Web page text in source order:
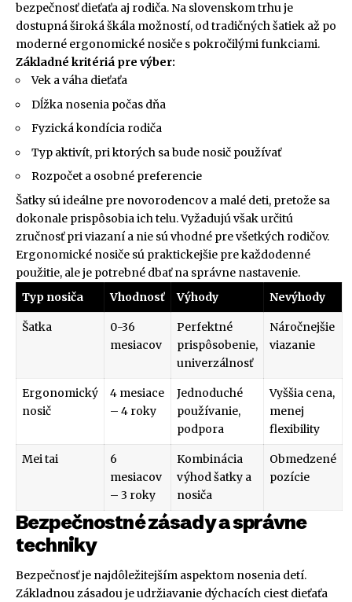
bezpečnosť dieťaťa aj rodiča. Na slovenskom trhu je
dostupná široká škála možností, od tradičných šatiek až po
moderné ergonomické nosiče s pokročilými funkciami.
Základné kritériá pre výber:
Vek a váha dieťaťa
Dĺžka nosenia počas dňa
Fyzická kondícia rodiča
Typ aktivít, pri ktorých sa bude nosič používať
Rozpočet a osobné preferencie
Šatky sú ideálne pre novorodencov a malé deti, pretože sa
dokonale prispôsobia ich telu. Vyžadujú však určitú
zručnosť pri viazaní a nie sú vhodné pre všetkých rodičov.
Ergonomické nosiče sú praktickejšie pre každodenné
použitie, ale je potrebné dbať na správne nastavenie.
Typ nosiča
Vhodnosť Výhody Nevýhody
Šatka
0-36
mesiacov
Perfektné
prispôsobenie,
univerzálnosť
Náročnejšie
viazanie
Ergonomický
nosič
4 mesiace
– 4 roky
Jednoduché
používanie,
podpora
Vyššia cena,
menej
flexibility
Mei tai
6
mesiacov
– 3 roky
Kombinácia
výhod šatky a
nosiča
Obmedzené
pozície
Bezpečnostné zásady a správne
techniky
Bezpečnosť je najdôležitejším aspektom nosenia detí.
Základnou zásadou je udržiavanie dýchacích ciest dieťaťa